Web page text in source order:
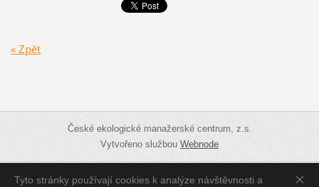
« Zpět
Tyto stránky používají cookies k analýze návštěvnosti a
České ekologické manažerské centrum, z.s.
Vytvořeno službouWebnode
Zobrazit:Mobilní verzi|Standardní verzi